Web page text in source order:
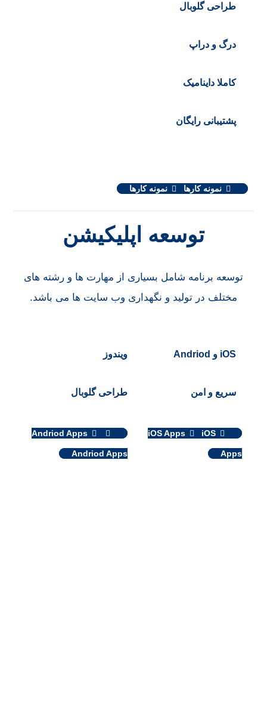
طراحی گلوبال
درگ و دراپ
کاملا داینامیک
پشتیبانی رایگان
نمونه کارها نمونه کارها
توسعه اپلیکیشن
توسعه برنامه شامل بسیاری از مهارت ها و رشته های
مختلف در تولید و نگهداری وب سایت ها می باشد.
iOS و Andriod ویندوز
سریع و امن طراحی گلوبال
iOS Apps iOS
Apps
Andriod Apps
Andriod Apps